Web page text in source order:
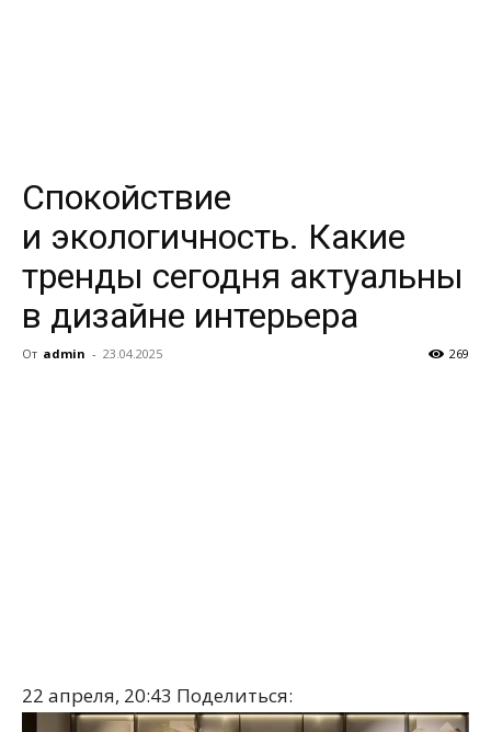
Спокойствие
и экологичность. Какие
тренды сегодня актуальны
в дизайне интерьера
От admin - 23.04.2025 269
22 апреля, 20:43 Поделиться: